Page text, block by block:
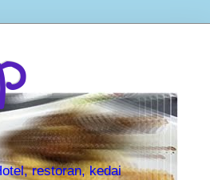
restoran, kedai